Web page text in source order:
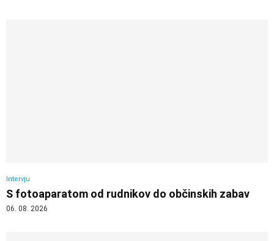
Intervju
S fotoaparatom od rudnikov do občinskih zabav
06. 08. 2026